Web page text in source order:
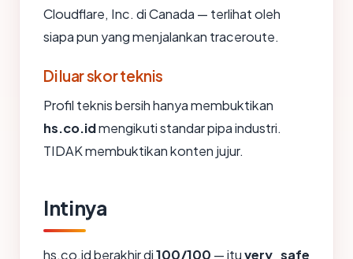
Cloudflare, Inc. di Canada — terlihat oleh
siapa pun yang menjalankan traceroute.
Di luar skor teknis
Profil teknis bersih hanya membuktikan
hs.co.idmengikuti standar pipa industri.
TIDAK membuktikan konten jujur.
Intinya
hs.co.id berakhir di100/100 — ituvery_safe